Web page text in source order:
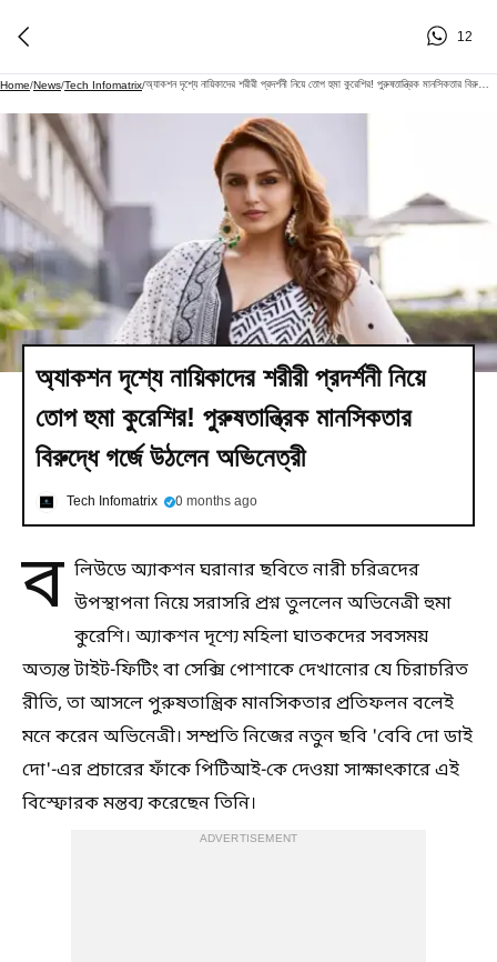
12
Home/News/Tech Infomatrix/
অ্যাকশন দৃশ্যে নায়িকাদের শরীরী প্রদর্শনী নিয়ে
তোপ হুমা কুরেশির! পুরুষতান্ত্রিক মানসিকতার
বিরুদ্ধে গর্জে উঠলেন অভিনেত্রী
Tech Infomatrix 0 months ago
ব লিউডে অ্যাকশন ঘরানার ছবিতে নারী চরিত্রদের
উপস্থাপনা নিয়ে সরাসরি প্রশ্ন তুললেন অভিনেত্রী হুমা
কুরেশি। অ্যাকশন দৃশ্যে মহিলা ঘাতকদের সবসময়
অত্যন্ত টাইট-ফিটিং বা সেক্সি পোশাকে দেখানোর যে চিরাচরিত
রীতি, তা আসলে পুরুষতান্ত্রিক মানসিকতার প্রতিফলন বলেই
মনে করেন অভিনেত্রী। সম্প্রতি নিজের নতুন ছবি 'বেবি দো ডাই
দো'-এর প্রচারের ফাঁকে পিটিআই-কে দেওয়া সাক্ষাৎকারে এই
বিস্ফোরক মন্তব্য করেছেন তিনি।
ADVERTISEMENT